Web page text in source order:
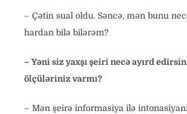
– Çətin sual oldu. Səncə, mən bunu
hardan bilə bilərəm?
– Yəni siz yaxşı şeiri necə ayırd
ölçüləriniz varmı?
– Mən şeirə informasiya ilə